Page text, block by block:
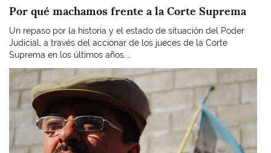
Por qué machamos frente a la Corte Suprema
Un repaso por la historia y el estado de situación del Poder
Judicial, a través del accionar de los jueces de la Corte
Suprema en los últimos años....
Imagen